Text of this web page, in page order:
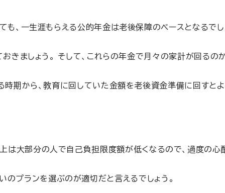
、一生涯もらえる公的年金は老後保障のベースとなるでし
ましょう。 そして、これらの年金で月々の家計が回る
期から、教育に回していた金額を老後資金準備に回すとよ
分の人で自己負担限度額が低くなるので、過
プランを選ぶのが適切だと言えるでしょう。